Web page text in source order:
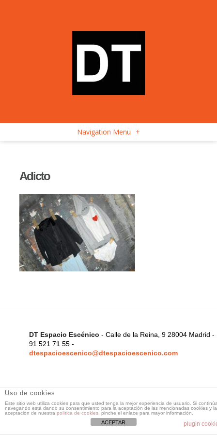
Navigation Menu +
Adicto
DT Espacio Escénico - Calle de la Reina, 9 28004 Madrid -
91 521 71 55 -
dtespacioescenico@dtespacioescenico.com
Uso de cookies
Este sitio web utiliza cookies para que usted tenga la mejor experiencia de usuario. Si
navegando está dando su consentimiento para la aceptación de las mencionadas cookies y la
aceptación de nuestra política de cookies , pinche el enlace para mayor información.
plugin
ACEPTAR